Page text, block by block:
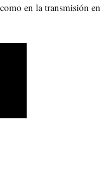
en la transmisión en